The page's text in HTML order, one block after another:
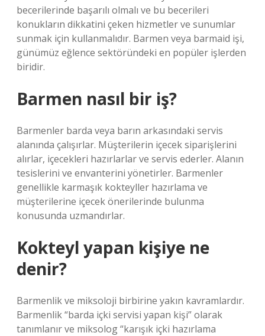
becerilerinde başarılı olmalı ve bu becerileri
konukların dikkatini çeken hizmetler ve sunumlar
sunmak için kullanmalıdır. Barmen veya barmaid işi,
günümüz eğlence sektöründeki en popüler işlerden
biridir.
Barmen nasıl bir iş?
Barmenler barda veya barın arkasındaki servis
alanında çalışırlar. Müşterilerin içecek siparişlerini
alırlar, içecekleri hazırlarlar ve servis ederler. Alanın
tesislerini ve envanterini yönetirler. Barmenler
genellikle karmaşık kokteyller hazırlama ve
müşterilerine içecek önerilerinde bulunma
konusunda uzmandırlar.
Kokteyl yapan kişiye ne
denir?
Barmenlik ve miksoloji birbirine yakın kavramlardır.
Barmenlik “barda içki servisi yapan kişi” olarak
tanımlanır ve miksolog “karışık içki hazırlama